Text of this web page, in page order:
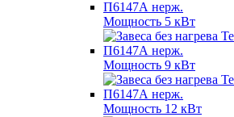
Мощность 5 кВт
Мощность 9 кВт
Мощность 12 кВт